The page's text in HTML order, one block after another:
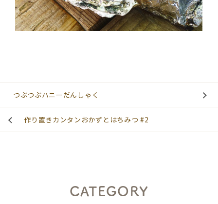
つぶつぶハニーだんしゃく
作り置きカンタンおかずとはちみつ #2
CATEGORY